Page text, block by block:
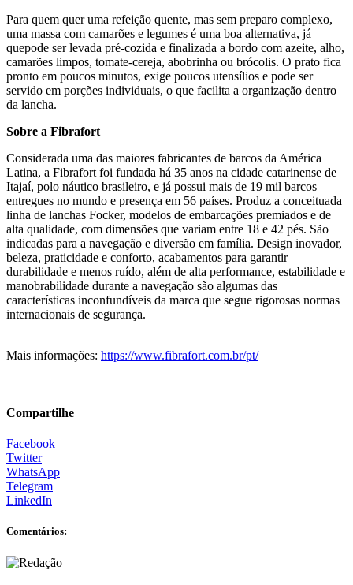
Para quem quer uma refeição quente, mas sem preparo complexo,
uma massa com camarões e legumes é uma boa alternativa, já
quepode ser levada pré-cozida e finalizada a bordo com azeite, alho,
camarões limpos, tomate-cereja, abobrinha ou brócolis. O prato fica
pronto em poucos minutos, exige poucos utensílios e pode ser
servido em porções individuais, o que facilita a organização dentro
da lancha.
Sobre a Fibrafort
Considerada uma das maiores fabricantes de barcos da América
Latina, a Fibrafort foi fundada há 35 anos na cidade catarinense de
Itajaí, polo náutico brasileiro, e já possui mais de 19 mil barcos
entregues no mundo e presença em 56 países. Produz a conceituada
linha de lanchas Focker, modelos de embarcações premiados e de
alta qualidade, com dimensões que variam entre 18 e 42 pés. São
indicadas para a navegação e diversão em família. Design inovador,
beleza, praticidade e conforto, acabamentos para garantir
durabilidade e menos ruído, além de alta performance, estabilidade e
manobrabilidade durante a navegação são algumas das
características inconfundíveis da marca que segue rigorosas normas
internacionais de segurança.
Mais informações: https://www.fibrafort.com.br/pt/
Compartilhe
Facebook
Twitter
WhatsApp
Telegram
LinkedIn
Comentários: